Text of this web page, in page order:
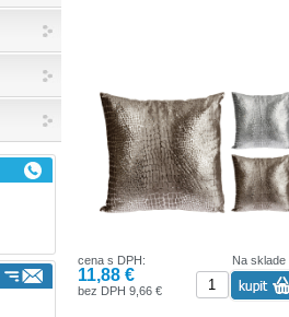
Na sklade
cena s DPH:
11,88 €
bez DPH 9,66 €